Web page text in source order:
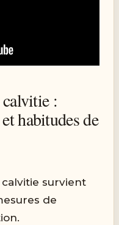
calvitie :
habitudes de
survient
de